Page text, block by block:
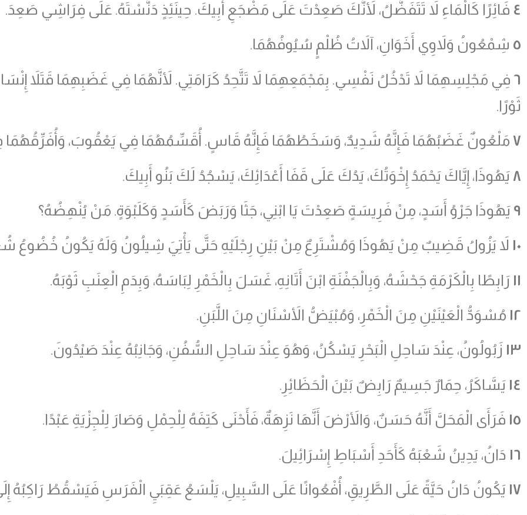
٤ فَائِرًا كَالْمَاءِ لاَ تَتَفَضَّلُ، لأَنَّكَ صَعِدْتَ عَلَى مَضْجَعِ أَبِيكَ. حِينَئِذٍ دَنَّسْتَهُ. عَلَى فِرَاشِي صَعِدَ.
٥ شِمْعُونُ وَلاَوِي أَخَوَانِ، آلاَتُ ظُلْمٍ سُيُوفُهُمَا.
٦ فِي مَجْلِسِهِمَا لاَ تَدْخُلُ نَفْسِي. بِمَجْمَعِهِمَا لاَ تَتَّحِدُ كَرَامَتِي. لأَنَّهُمَا فِي غَضَبِهِمَا قَتَلاَ
ثَوْرًا.
٧ مَلْعُونٌ غَضَبُهُمَا فَإِنَّهُ شَدِيدٌ، وَسَخَطُهُمَا فَإِنَّهُ قَاسٍ. أُقَسِّمُهُمَا فِي يَعْقُوبَ، وَأُفَرِّقُهُمَا
٨ يَهُوذَا، إِيَّاكَ يَحْمَدُ إِخْوَتُكَ، يَدُكَ عَلَى قَفَا أَعْدَائِكَ، يَسْجُدُ لَكَ بَنُو أَبِيكَ.
٩ يَهُوذَا جَرْوُ أَسَدٍ، مِنْ فَرِيسَةٍ صَعِدْتَ يَا ابْنِي، جَثَا وَرَبَضَ كَأَسَدٍ وَكَلَبْوَةٍ. مَنْ يُنْهِضُهُ؟
١٠ لاَ يَزُولُ قَضِيبٌ مِنْ يَهُوذَا وَمُشْتَرِعٌ مِنْ بَيْنِ رِجْلَيْهِ حَتَّى يَأْتِيَ شِيلُونُ وَلَهُ يَكُونُ خُضُوعُ
١١ رَابِطًا بِالْكَرْمَةِ جَحْشَهُ، وَبِالْجَفْنَةِ ابْنَ أَتَانِهِ، غَسَلَ بِالْخَمْرِ لِبَاسَهُ، وَبِدَمِ الْعِنَبِ ثَوْبَهُ.
١٢ مُسْوَدُّ الْعَيْنَيْنِ مِنَ الْخَمْرِ، وَمُبْيَضُّ الأَسْنَانِ مِنَ اللَّبَنِ.
١٣ زَبُولُونُ، عِنْدَ سَاحِلِ الْبَحْرِ يَسْكُنُ، وَهُوَ عِنْدَ سَاحِلِ السُّفُنِ، وَجَانِبُهُ عِنْدَ صَيْدُونَ.
١٤ يَسَّاكَرُ، حِمَارٌ جَسِيمٌ رَابِضٌ بَيْنَ الْحَظَائِرِ.
١٥ فَرَأَى الْمَحَلَّ أَنَّهُ حَسَنٌ، وَالأَرْضَ أَنَّهَا نَزِهَةٌ، فَأَحْنَى كَتِفَهُ لِلْحِمْلِ وَصَارَ لِلْجِزْيَةِ عَبْدًا.
١٦ دَانُ، يَدِينُ شَعْبَهُ كَأَحَدِ أَسْبَاطِ إِسْرَائِيلَ.
١٧ يَكُونُ دَانُ حَيَّةً عَلَى الطَّرِيقِ، أُفْعُوانًا عَلَى السَّبِيلِ، يَلْسَعُ عَقِبَيِ الْفَرَسِ فَيَسْقُطُ رَاكِبُهُ إِلَى